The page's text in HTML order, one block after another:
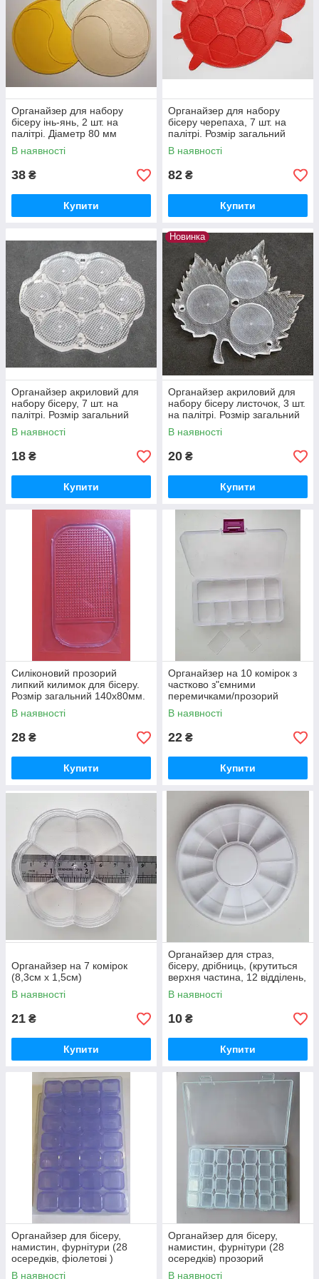
Органайзер для набору
бісеру інь-янь, 2 шт. на
палітрі. Діаметр 80 мм
В наявності
38 ₴
Купити
Органайзер для набору
бісеру черепаха, 7 шт. на
палітрі. Розмір загальний
130Х90 мм
В наявності
82 ₴
Купити
Органайзер акриловий для
набору бісеру, 7 шт. на
палітрі. Розмір загальний
83х80 мм.
В наявності
18 ₴
Купити
Новинка
Органайзер акриловий для
набору бісеру листочок, 3 шт.
на палітрі. Розмір загальний
108*103*6 мм
В наявності
20 ₴
Купити
Силіконовий прозорий
липкий килимок для бісеру.
Розмір загальний 140х80мм.
В наявності
28 ₴
Купити
Органайзер на 10 комірок з
частково з"ємними
перемичками/прозорий
В наявності
22 ₴
Купити
Органайзер на 7 комірок
(8,3см х 1,5см)
В наявності
21 ₴
Купити
Органайзер для страз,
бісеру, дрібниць, (крутиться
верхня частина, 12 відділень,
діаметр 5,5см)/білий
В наявності
10 ₴
Купити
Органайзер для бісеру,
намистин, фурнітури (28
осередків, фіолетові )
(17,5х10,5х5,2см)
В наявності
Органайзер для бісеру,
намистин, фурнітури (28
осередків) прозорий
(17,5х10,5х5,2см)
В наявності